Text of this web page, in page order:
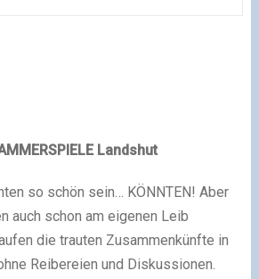
Landshut
so schön sein… KÖNNTEN! Aber
auch schon am eigenen Leib
die trauten Zusammenkünfte in
Reibereien und Diskussionen.